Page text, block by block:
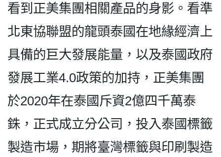
看到正美集團相關產品的身影。看準
北東協聯盟的龍頭泰國在地緣經濟上
具備的巨大發展能量，以及泰國政府
發展工業4.0政策的加持，正美集團
於2020年在泰國斥資2億四千萬泰
銖，正式成立分公司，投入泰國標籤
製造市場，期將臺灣標籤與印刷製造